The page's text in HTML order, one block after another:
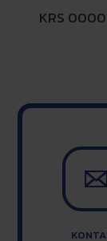
KRS
